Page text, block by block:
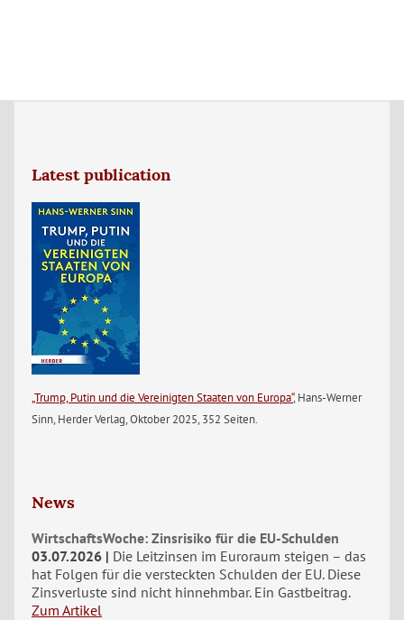
Latest publication
„Trump, Putin und die Vereinigten Staaten von Europa“, Hans-Werner
Sinn, Herder Verlag, Oktober 2025, 352 Seiten.
News
WirtschaftsWoche: Zinsrisiko für die EU-Schulden
03.07.2026
Die Leitzinsen im Euroraum steigen – das
hat Folgen für die versteckten Schulden der EU. Diese
Zinsverluste sind nicht hinnehmbar. Ein Gastbeitrag.
Zum Artikel